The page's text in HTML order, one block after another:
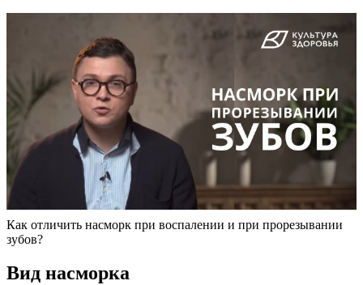
Как отличить насморк при воспалении и при прорезывании
зубов?
Вид насморка